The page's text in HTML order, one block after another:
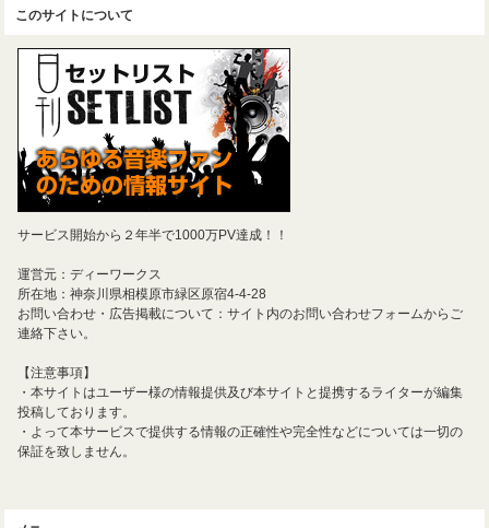
このサイトについて
サービス開始から２年半で1000万PV達成！！
運営元：ディーワークス
所在地：神奈川県相模原市緑区原宿4-4-28
お問い合わせ・広告掲載について：サイト内のお問い合わせフォームからご
連絡下さい。
【注意事項】
・本サイトはユーザー様の情報提供及び本サイトと提携するライターが編集
投稿しております。
・よって本サービスで提供する情報の正確性や完全性などについては一切の
保証を致しません。